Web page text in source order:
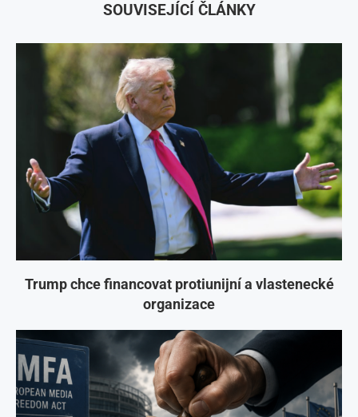
SOUVISEJÍCÍ ČLÁNKY
Trump chce financovat protiunijní a vlastenecké
organizace